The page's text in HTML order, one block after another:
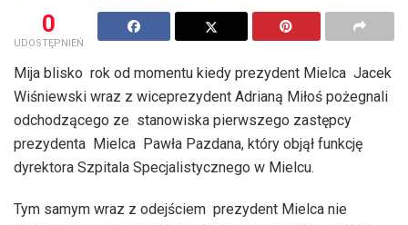
0
UDOSTĘPNIEŃ
Mija blisko rok od momentu kiedy prezydent Mielca Jacek
Wiśniewski wraz z wiceprezydent Adrianą Miłoś pożegnali
odchodzącego ze stanowiska pierwszego zastępcy
prezydenta Mielca Pawła Pazdana, który objął funkcję
dyrektora Szpitala Specjalistycznego w Mielcu.
Tym samym wraz z odejściem prezydent Mielca nie